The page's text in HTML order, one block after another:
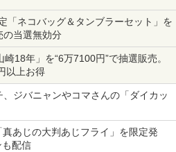
「ネコバッグ＆タンブラーセット」を
の当選無効分
18年」を“6万7100円”で抽選販売。
以上お得
ジバニャンやコマさんの「ダイカッ
あじの大判あじフライ」を限定発
も配信